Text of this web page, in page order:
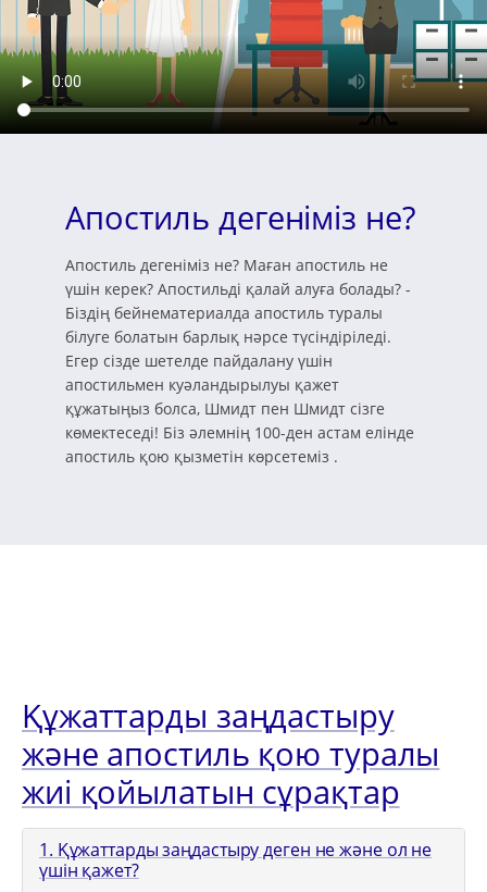
Апостиль дегеніміз не?
Апостиль дегеніміз не? Маған апостиль не
үшін керек? Апостильді қалай алуға болады? -
Біздің бейнематериалда апостиль туралы
білуге болатын барлық нәрсе түсіндіріледі.
Егер сізде шетелде пайдалану үшін
апостильмен куәландырылуы қажет
құжатыңыз болса, Шмидт пен Шмидт сізге
көмектеседі! Біз әлемнің 100-ден астам елінде
апостиль қою қызметін көрсетеміз .
Құжаттарды заңдастыру
және апостиль қою туралы
жиі қойылатын сұрақтар
1. Құжаттарды заңдастыру деген не және ол не
үшін қажет?